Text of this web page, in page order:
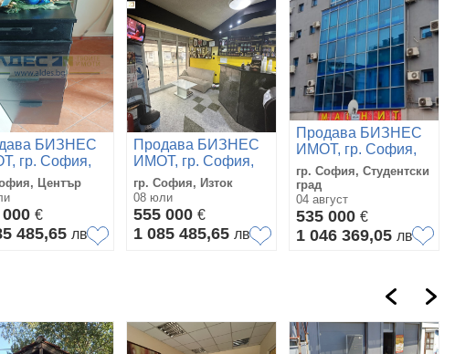
БИЗНЕС
гр. София,
Център
€
485,65 лв
Продава БИЗНЕС
ИМОТ, гр. София,
Изток
гр. София, Изток
08 юли
555 000 €
1 085 485,65 лв
Продава БИЗНЕС
ИМОТ, гр. София,
Студентски град
гр. София, Студентски
град
04 август
535 000 €
1 046 369,05 лв